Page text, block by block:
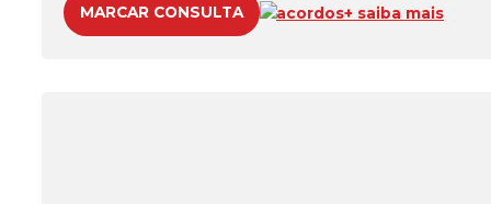
MARCAR CONSULTA acordos+ saiba mais